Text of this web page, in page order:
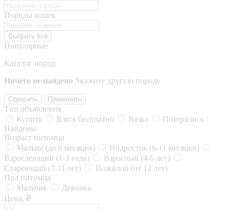
Породы кошек
Выбрать все
Популярные
Каталог пород
Ничего не найдено Укажите другую породу
Сбросить Применить
Тип объявления
Купить
Взять бесплатно Вязка
Потерялись /
Найдены
Возраст питомца
Малыш (до 6 месяцев)
Подросток (6-11 месяцев)
Взрослеющий (1-3 года)
Взрослый (4-6 лет)
Стареющий (7-11 лет)
Пожилой (от 12 лет)
Пол питомца
Мальчик
Девочка
Цена, ₽